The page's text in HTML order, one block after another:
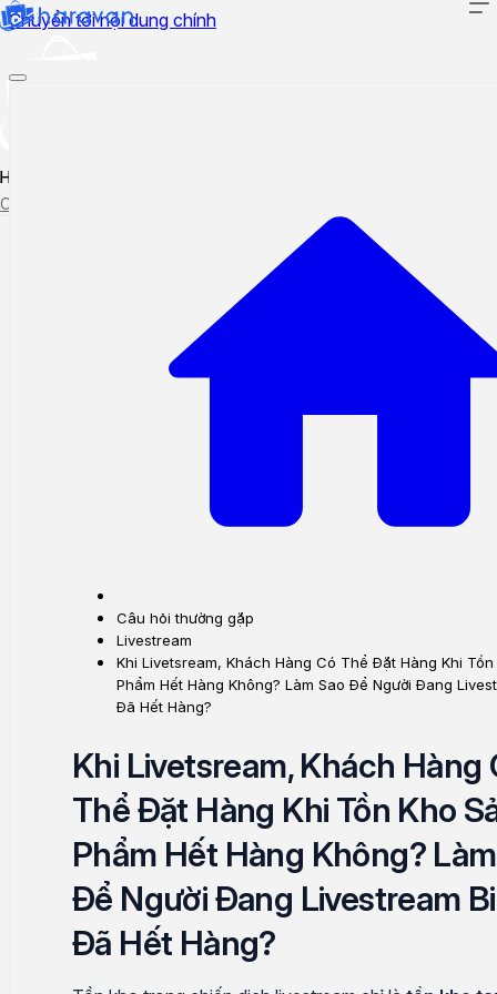
Chuyển tới nội dung chính
Hướng dẫn sử dụng
Cập nhật tính năng mới
Câu hỏi thường gặp
Livestream
Khi Livetsream, Khách Hàng Có Thể Đặt Hàng Khi Tồn
Phẩm Hết Hàng Không? Làm Sao Để Người Đang
Đã Hết Hàng?
Khi Livetsream, Khách Hàng
Thể Đặt Hàng Khi Tồn Kho
Phẩm Hết Hàng Không?
Để Người Đang Livestream
Đã Hết Hàng?